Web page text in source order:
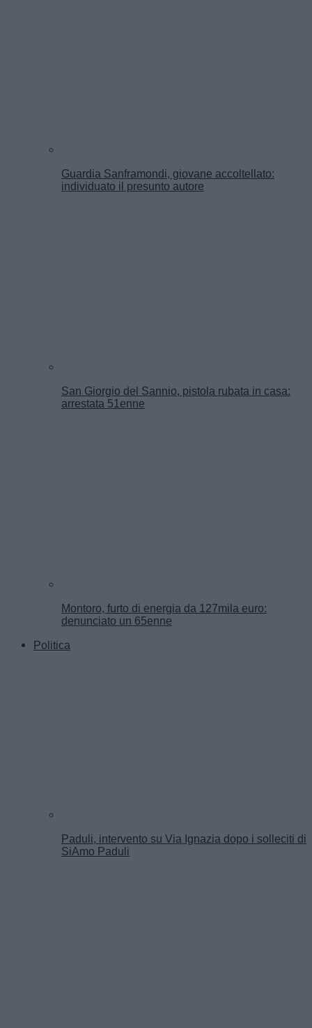
Guardia Sanframondi, giovane accoltellato:
individuato il presunto autore
San Giorgio del Sannio, pistola rubata in casa:
arrestata 51enne
Montoro, furto di energia da 127mila euro:
denunciato un 65enne
Politica
Paduli, intervento su Via Ignazia dopo i solleciti di
SiAmo Paduli